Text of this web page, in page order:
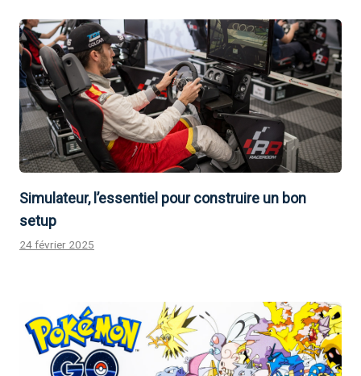
Simulateur, l’essentiel pour construire un bon
setup
24 février 2025